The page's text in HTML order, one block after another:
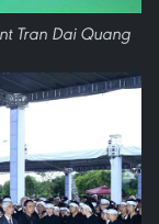
Tran Dai Quang